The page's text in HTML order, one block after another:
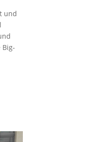
und